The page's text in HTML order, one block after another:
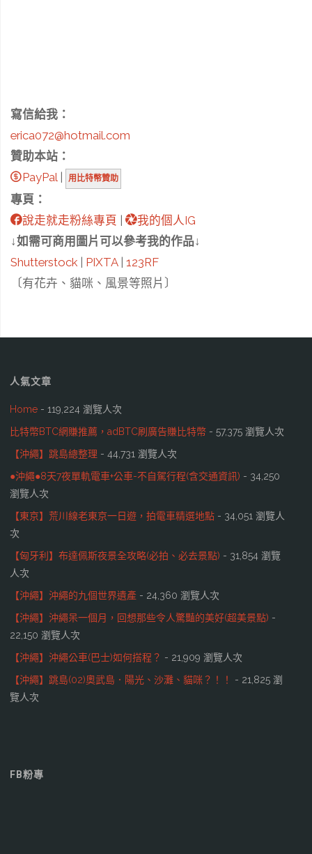
寫信給我：
erica072@hotmail.com
贊助本站：
PayPal| 用比特幣贊助
專頁：
說走就走粉絲專頁
我的個人IG
↓如需可商用圖片可以參考我的作品↓
Shutterstock
PIXTA| 123RF
〔有花卉、貓咪、風景等照片〕
人氣文章
Home - 119,224 瀏覽人次
比特幣BTC網賺推薦，adBTC刷廣告賺比特幣 - 57,375 瀏覽人次
【沖繩】跳島總整理 - 44,731 瀏覽人次
●沖繩●8天7夜單軌電車+公車-不自駕行程(含交通資訊) - 34,250
瀏覽人次
【東京】荒川線老東京一日遊，拍電車精選地點 - 34,051 瀏覽人
次
【匈牙利】布達佩斯夜景全攻略(必拍、必去景點) - 31,854 瀏覽
人次
【沖繩】沖繩的九個世界遺產 - 24,360 瀏覽人次
【沖繩】沖繩呆一個月，回想那些令人驚豔的美好(超美景點) -
22,150 瀏覽人次
【沖繩】沖繩公車(巴士)如何搭程？ - 21,909 瀏覽人次
【沖繩】跳島(02)奧武島．陽光、沙灘、貓咪？！！
- 21,825 瀏
覽人次
FB粉專